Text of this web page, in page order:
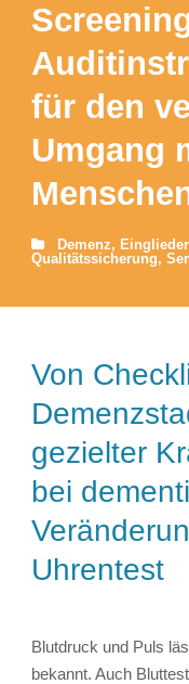
für den
Umgang
Demenz,
Qualitätssicherung,
Von
gezielter
bei
Uhrentest
Blutdruck und Puls
bekannt. Auch